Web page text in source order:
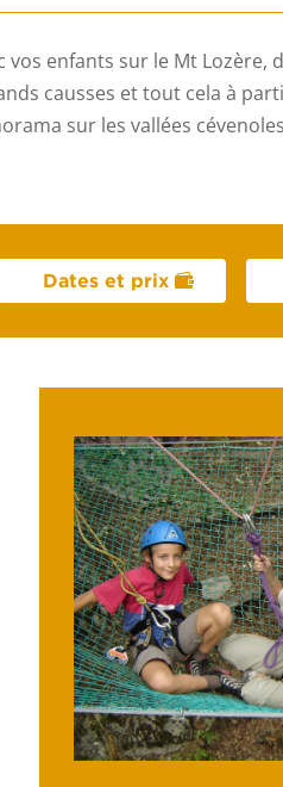
enfants sur le Mt Lozère,
causses et tout cela à
sur les vallées
Dates et prix